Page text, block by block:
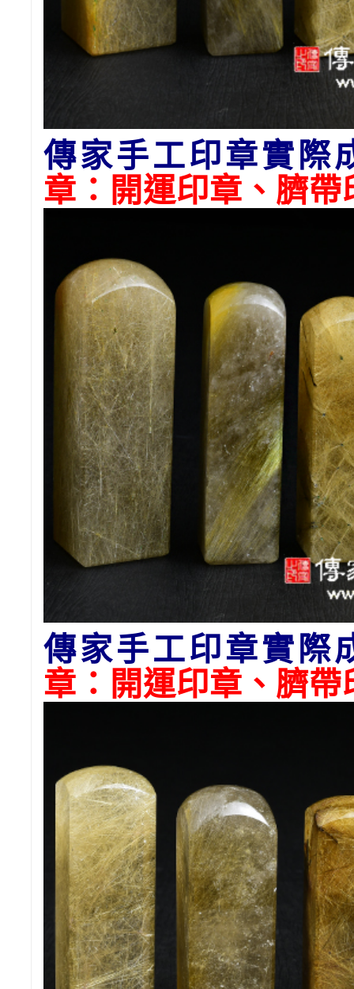
傳家手工印章實際
章：開運印章、臍帶
傳家手工印章實際
章：開運印章、臍帶